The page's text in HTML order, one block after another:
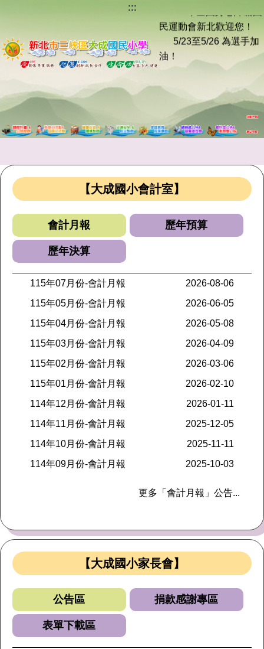
主
要
區
:::
民運動會新北歡迎您！
5/23至5/26 為選手加
油！
※ 資訊設備使用完畢
應將帳號與個人相關
等資料登出或刪除，
損及外洩等其它侵害。
※ 115年全國身心障礙國
民運動會新北歡迎您！
5/23至5/26 為選手加
※ 「長輩通行動作緩，
「車輛行經路口，慢下
來也是一種美德」
「不闖紅燈，不超速」
※ 「幸福保衛站」保衛
幸福讚! 18歲以下學童，
家中遇緊急變故，饑
梁社漢排骨及鬍鬚張
【大成國小會計室】
會計月報 歷年預算
歷年決算
115年07月份-會計月報
2026-08-06
115年05月份-會計月報
2026-06-05
115年04月份-會計月報
2026-05-08
115年03月份-會計月報
2026-04-09
115年02月份-會計月報
2026-03-06
115年01月份-會計月報
2026-02-10
114年12月份-會計月報
2026-01-11
114年11月份-會計月報
2025-12-05
114年10月份-會計月報
2025-11-11
114年09月份-會計月報
2025-10-03
更多「會計月報」公告...
【大成國小家長會】
公告區 捐款感謝專區
表單下載區